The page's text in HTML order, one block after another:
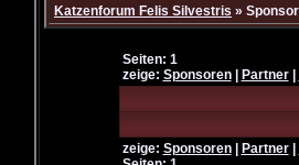
Katzenforum Felis Silvestris »
Seiten: 1
zeige: Sponsoren| Partner|
zeige: Sponsoren| Partner|